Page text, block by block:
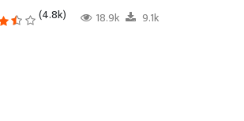
(4.8k) 18.9k 9.1k